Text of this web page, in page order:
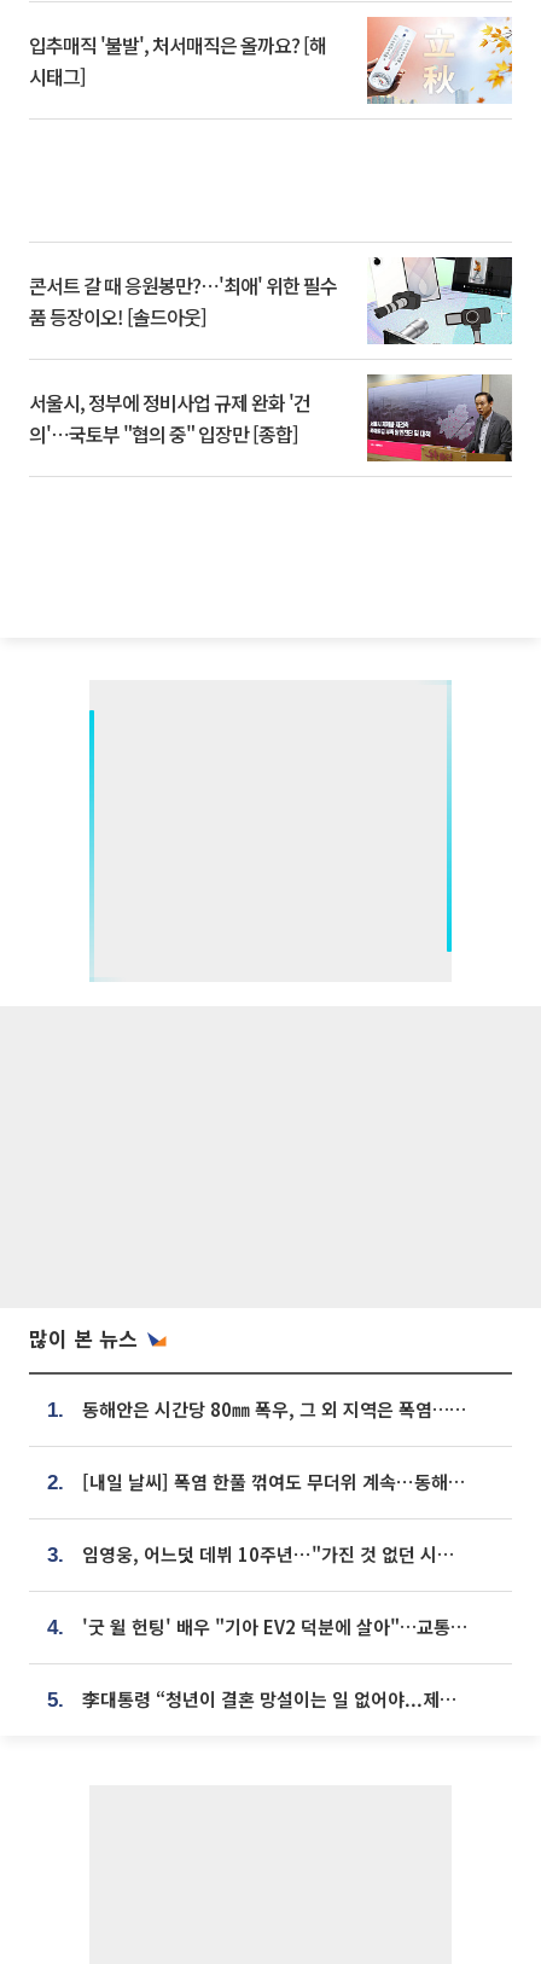
입추매직 '불발', 처서매직은 올까요? [해
시태그]
콘서트 갈 때 응원봉만?⋯'최애' 위한 필수
품 등장이오! [솔드아웃]
서울시, 정부에 정비사업 규제 완화 '건
의'⋯국토부 "협의 중" 입장만 [종합]
많이 본 뉴스
1. 동해안은 시간당 80㎜ 폭우, 그 외 지역은 폭염…‘극과 극 날씨’
2. [내일 날씨] 폭염 한풀 꺾여도 무더위 계속⋯동해안 이틀 연속 비
3. 임영웅, 어느덧 데뷔 10주년⋯"가진 것 없던 시절, 내 앞엔 20명의 팬뿐"
4. '굿 윌 헌팅' 배우 "기아 EV2 덕분에 살아"…교통사고 후 안전성 극찬
5. 李대통령 “청년이 결혼 망설이는 일 없어야...제도상 불이익 조사”